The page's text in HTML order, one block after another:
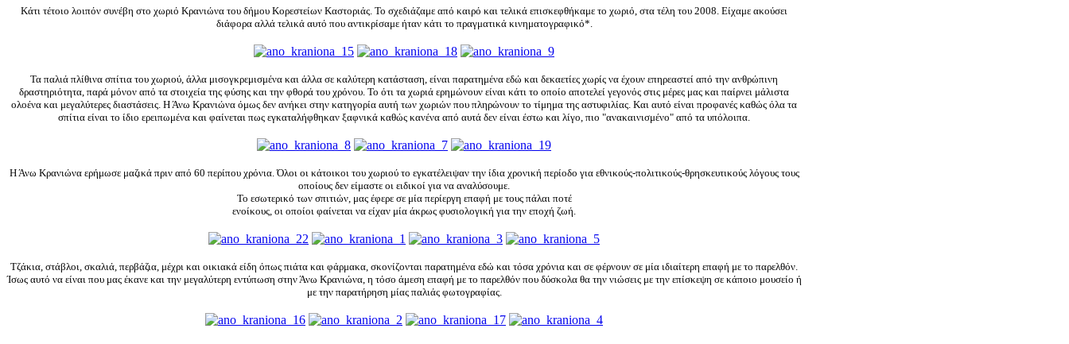
Κάτι τέτοιο λοιπόν συνέβη στο χωριό Κρανιώνα του δήμου Κορεστείων Καστοριάς. Το σχεδιάζαμε από καιρό και τελικά επισκεφθήκαμε το χωριό, στα τέλη του 2008. Είχαμε ακούσει
διάφορα αλλά τελικά αυτό που αντικρίσαμε ήταν κάτι το πραγματικά κινηματογραφικό*.
Τα παλιά πλίθινα σπίτια του χωριού, άλλα μισογκρεμισμένα και άλλα σε καλύτερη κατάσταση, είναι παρατημένα εδώ και δεκαετίες χωρίς να έχουν επηρεαστεί από την ανθρώπινη
δραστηριότητα, παρά μόνον από τα στοιχεία της φύσης και την φθορά του χρόνου. Το ότι τα χωριά ερημώνουν είναι κάτι το οποίο αποτελεί γεγονός στις μέρες μας και παίρνει μάλιστα
ολοένα και μεγαλύτερες διαστάσεις. Η Άνω Κρανιώνα όμως δεν ανήκει στην κατηγορία αυτή των χωριών που πληρώνουν το τίμημα της αστυφιλίας. Και αυτό είναι προφανές καθώς όλα τα
σπίτια είναι το ίδιο ερειπωμένα και φαίνεται πως εγκαταλήφθηκαν ξαφνικά καθώς κανένα από αυτά δεν είναι έστω και λίγο, πιο "ανακαινισμένο" από τα υπόλοιπα.
Η Άνω Κρανιώνα ερήμωσε μαζικά πριν από 60 περίπου χρόνια. Όλοι οι κάτοικοι του χωριού το εγκατέλειψαν την ίδια χρονική περίοδο για εθνικούς-πολιτικούς-θρησκευτικούς λόγους τους
οποίους δεν είμαστε οι ειδικοί για να αναλύσουμε.
Το εσωτερικό των σπιτιών, μας έφερε σε μία περίεργη επαφή με τους πάλαι ποτέ
ενοίκους, οι οποίοι φαίνεται να είχαν μία άκρως φυσιολογική για την εποχή ζωή.
Τζάκια, στάβλοι, σκαλιά, περβάζια, μέχρι και οικιακά είδη όπως πιάτα και φάρμακα, σκονίζονται παρατημένα εδώ και τόσα χρόνια και σε φέρνουν σε μία ιδιαίτερη επαφή με το παρελθόν.
Ίσως αυτό να είναι που μας έκανε και την μεγαλύτερη εντύπωση στην Άνω Κρανιώνα, η τόσο άμεση επαφή με το παρελθόν που δύσκολα θα την νιώσεις με την επίσκεψη σε κάποιο μουσείο ή
με την παρατήρηση μίας παλιάς φωτογραφίας.